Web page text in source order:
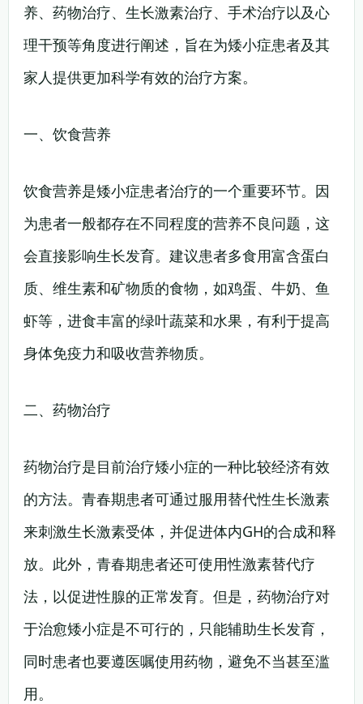
养、药物治疗、生长激素治疗、手术治疗以及心
理干预等角度进行阐述，旨在为矮小症患者及其
家人提供更加科学有效的治疗方案。
一、饮食营养
饮食营养是矮小症患者治疗的一个重要环节。因
为患者一般都存在不同程度的营养不良问题，这
会直接影响生长发育。建议患者多食用富含蛋白
质、维生素和矿物质的食物，如鸡蛋、牛奶、鱼
虾等，进食丰富的绿叶蔬菜和水果，有利于提高
身体免疫力和吸收营养物质。
二、药物治疗
药物治疗是目前治疗矮小症的一种比较经济有效
的方法。青春期患者可通过服用替代性生长激素
来刺激生长激素受体，并促进体内GH的合成和释
放。此外，青春期患者还可使用性激素替代疗
法，以促进性腺的正常发育。但是，药物治疗对
于治愈矮小症是不可行的，只能辅助生长发育，
同时患者也要遵医嘱使用药物，避免不当甚至滥
用。